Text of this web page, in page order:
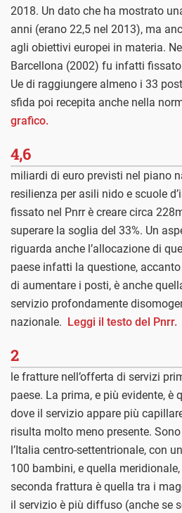
2018. Un dato che ha mostrato
anni (erano 22,5 nel 2013), ma
agli obiettivi europei in materia.
Barcellona (2002) fu infatti
Ue di raggiungere almeno i 33
sfida poi recepita anche nella
grafico.
4,6
miliardi di euro previsti nel piano
resilienza per asili nido e scuole
fissato nel Pnrr è creare circa
superare la soglia del 33%. Un
riguarda anche l’allocazione di
paese infatti la questione,
di aumentare i posti, è anche
servizio profondamente
nazionale. Leggi il testo del Pnrr.
2
le fratture nell’offerta di servizi
paese. La prima, e più evidente, è
dove il servizio appare più
risulta molto meno presente.
l’Italia centro-settentrionale, con
100 bambini, e quella
seconda frattura è quella tra i
il servizio è più diffuso (anche se